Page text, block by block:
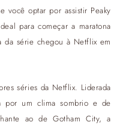
você optar por assistir Peaky
para começar a maratona
da série chegou à Netflix em
séries da Netflix. Liderada
por um clima sombrio e de
ao de Gotham City, a